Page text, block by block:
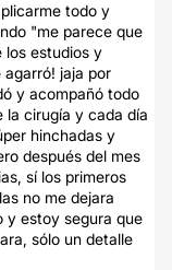
todo y
"me parece que
los estudios y
jaja por
y acompañó todo
la cirugía y cada día
hinchadas y
después del mes
sí los primeros
no me dejara
y estoy segura que
sólo un detalle